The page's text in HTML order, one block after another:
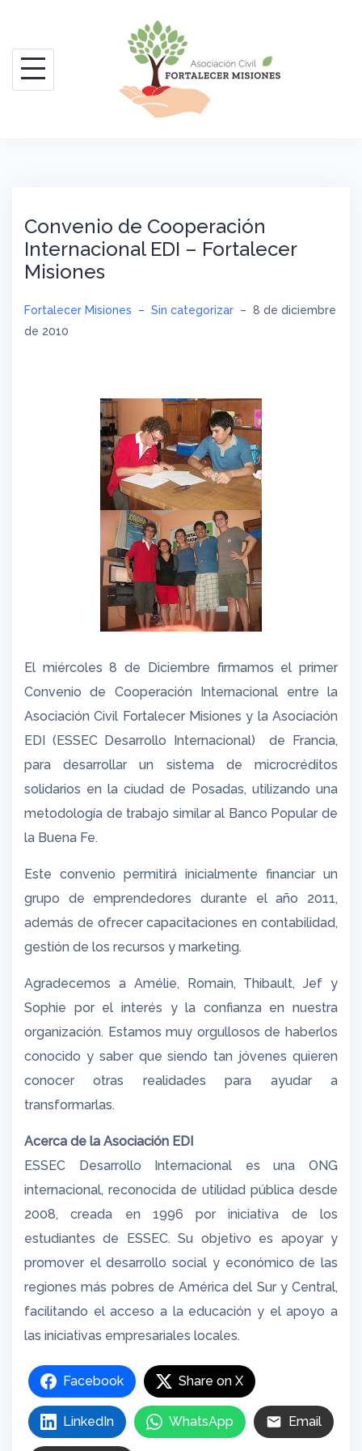
contenido
Convenio de Cooperación
Internacional EDI – Fortalecer
Misiones
Fortalecer Misiones – Sin categorizar – 8 de diciembre
de 2010
El miércoles 8 de Diciembre firmamos el primer
Convenio de Cooperación Internacional entre la
Asociación Civil Fortalecer Misiones y la Asociación
EDI (ESSEC Desarrollo Internacional) de Francia,
para desarrollar un sistema de microcréditos
solidarios en la ciudad de Posadas, utilizando una
metodología de trabajo similar al Banco Popular de
la Buena Fe.
Este convenio permitirá inicialmente financiar un
grupo de emprendedores durante el año 2011,
además de ofrecer capacitaciones en contabilidad,
gestión de los recursos y marketing.
Agradecemos a Amélie, Romain, Thibault, Jef y
Sophie por el interés y la confianza en nuestra
organización. Estamos muy orgullosos de haberlos
conocido y saber que siendo tan jóvenes quieren
conocer otras realidades para ayudar a
transformarlas.
Acerca de la Asociación EDI
ESSEC Desarrollo Internacional es una ONG
internacional, reconocida de utilidad pública desde
2008, creada en 1996 por iniciativa de los
estudiantes de ESSEC. Su objetivo es apoyar y
promover el desarrollo social y económico de las
regiones más pobres de América del Sur y Central,
facilitando el acceso a la educación y el apoyo a
las iniciativas empresariales locales.
Facebook Share on X
LinkedIn WhatsApp Email